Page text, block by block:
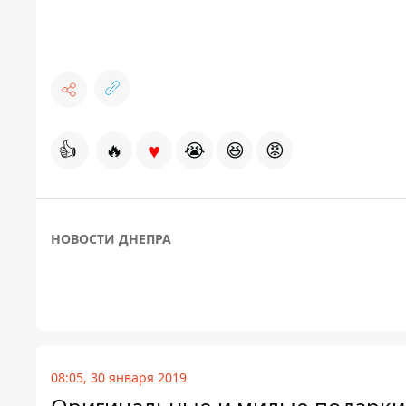
👍 🔥 ♥ 😭 😆 😡
НОВОСТИ ДНЕПРА
08:05, 30 января 2019